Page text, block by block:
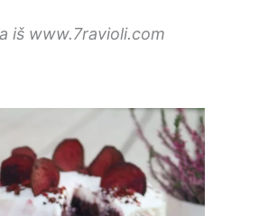
iš www.7ravioli.com